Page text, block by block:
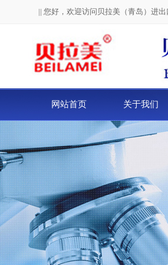
|| 您好，欢迎访问贝拉美（青岛）进
网站首页 关于我们